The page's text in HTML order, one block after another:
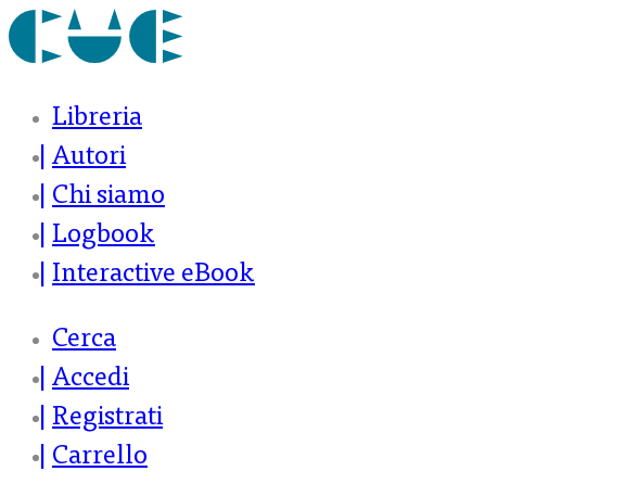
Libreria
Autori
Chi siamo
Logbook
Interactive eBook
Cerca
Accedi
Registrati
Carrello